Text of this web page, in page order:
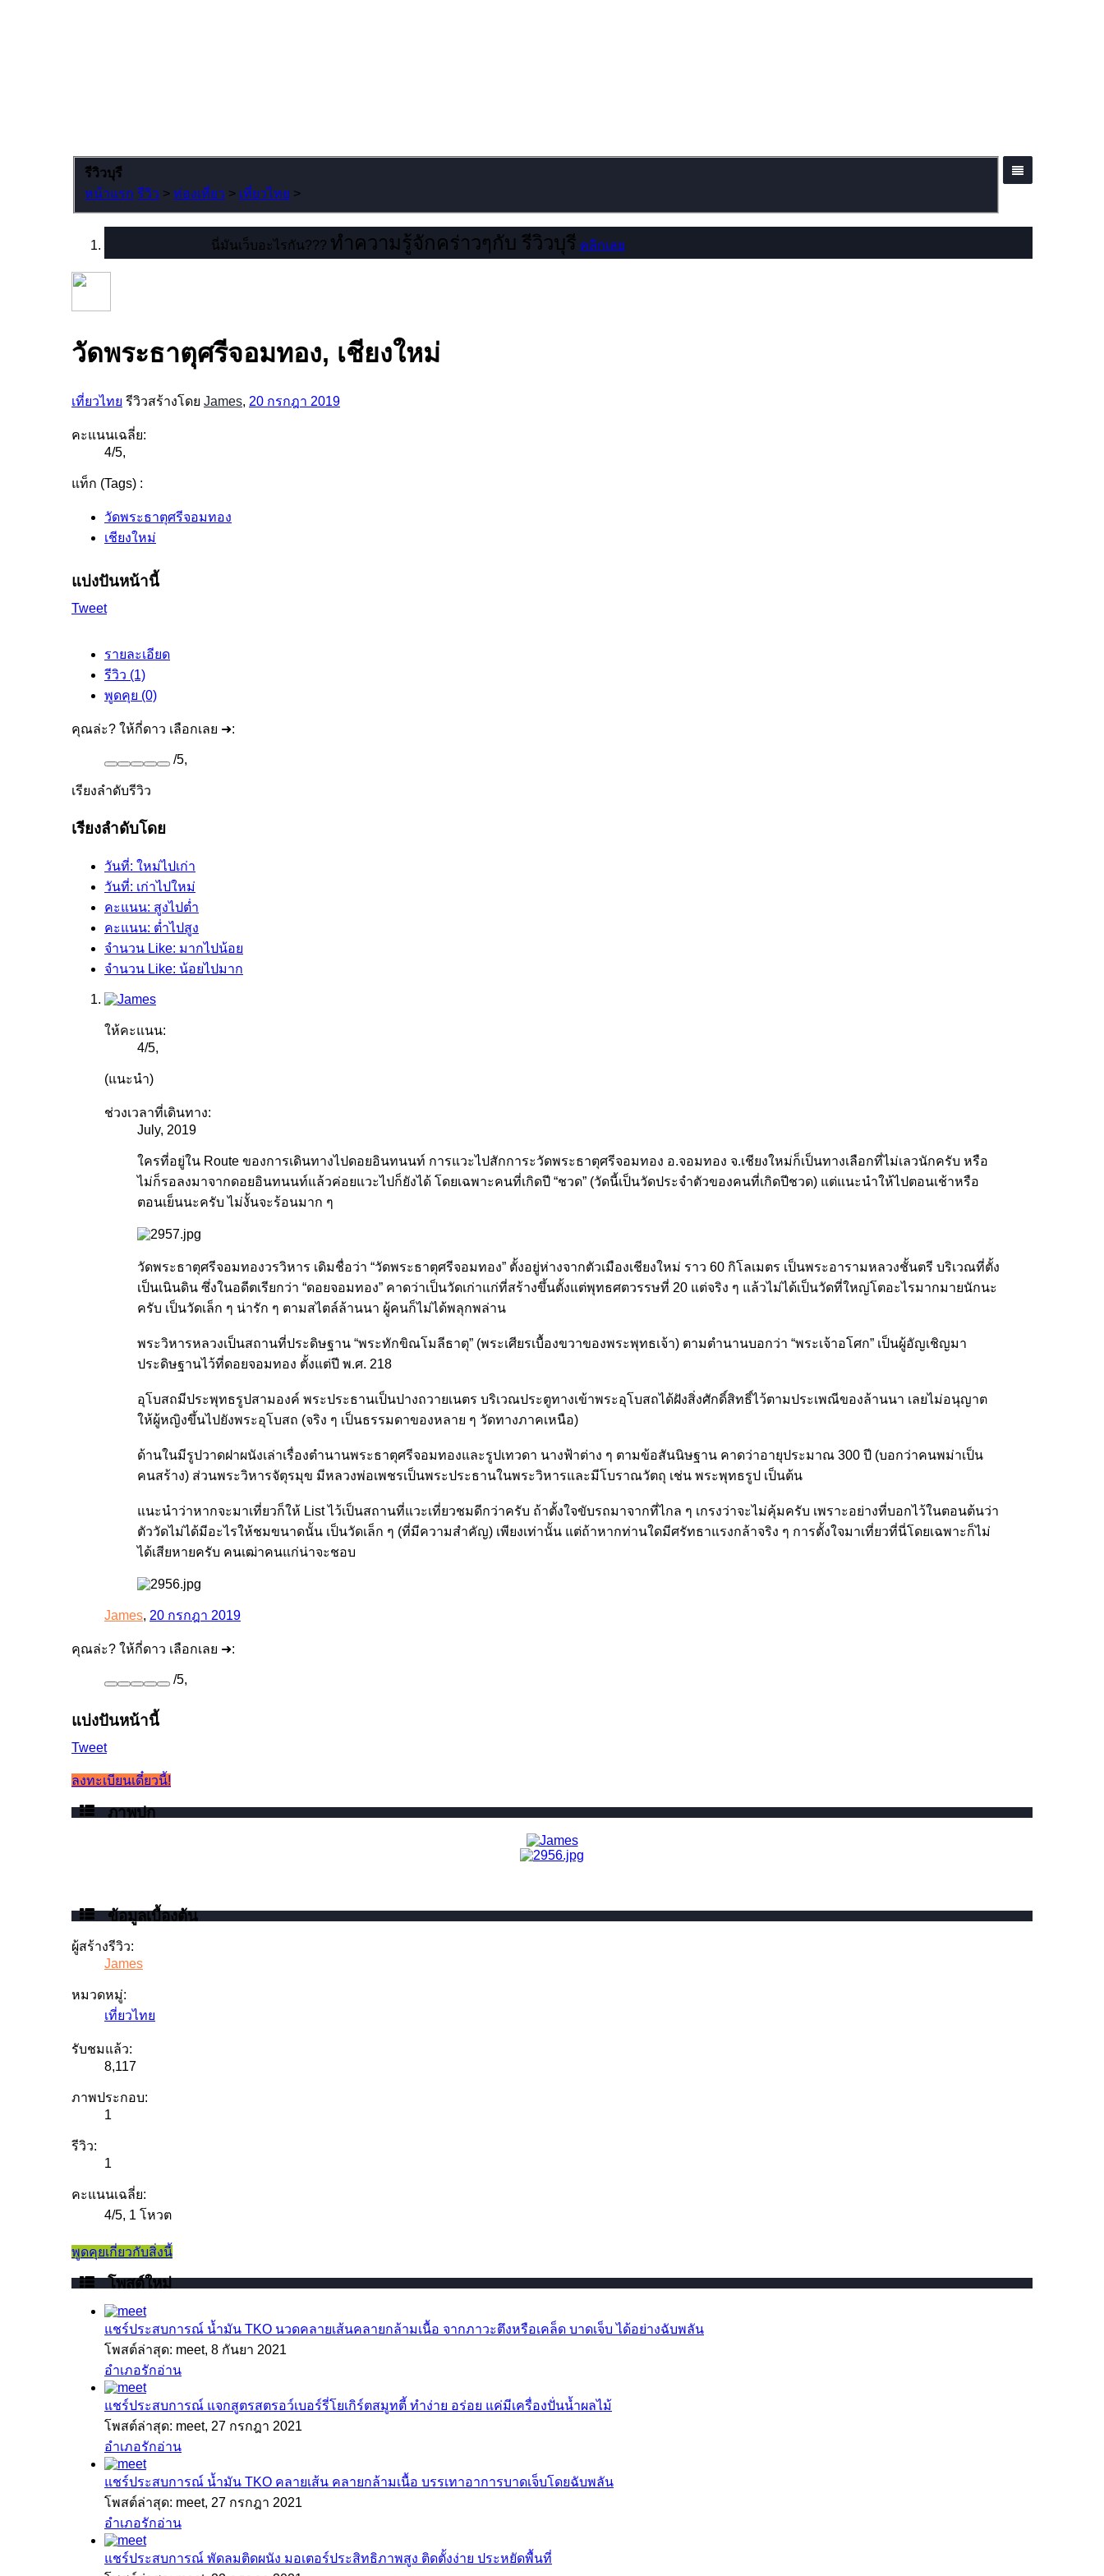
รีวิวบุรี
หน้าแรก รีวิว > ท่องเที่ยว > เที่ยวไทย >
นี่มันเว็บอะไรกัน??? ทำความรู้จักคร่าวๆกับ รีวิวบุรี คลิกเลย
วัดพระธาตุศรีจอมทอง, เชียงใหม่
เที่ยวไทย รีวิวสร้างโดย James, 20 กรกฎา 2019
คะแนนเฉลี่ย:
4/5,
แท็ก (Tags) :
วัดพระธาตุศรีจอมทอง
เชียงใหม่
แบ่งปันหน้านี้
Tweet
รายละเอียด
รีวิว (1)
พูดคุย (0)
คุณล่ะ? ให้กี่ดาว เลือกเลย ➜:
/5,
เรียงลำดับรีวิว
เรียงลำดับโดย
วันที่: ใหม่ไปเก่า
วันที่: เก่าไปใหม่
คะแนน: สูงไปต่ำ
คะแนน: ต่ำไปสูง
จำนวน Like: มากไปน้อย
จำนวน Like: น้อยไปมาก
ให้คะแนน:
4/5,
(แนะนำ)
ช่วงเวลาที่เดินทาง:
July, 2019
ใครที่อยู่ใน Route ของการเดินทางไปดอยอินทนนท์ การแวะไปสักการะวัดพระธาตุศรีจอมทอง อ.จอมทอง จ.เชียงใหม่ก็เป็นทางเลือกที่ไม่เลวนักครับ หรือ
ไม่ก็รอลงมาจากดอยอินทนนท์แล้วค่อยแวะไปก็ยังได้ โดยเฉพาะคนที่เกิดปี “ชวด” (วัดนี้เป็นวัดประจำตัวของคนที่เกิดปีชวด) แต่แนะนำให้ไปตอนเช้าหรือ
ตอนเย็นนะครับ ไม่งั้นจะร้อนมาก ๆ
วัดพระธาตุศรีจอมทองวรวิหาร เดิมชื่อว่า “วัดพระธาตุศรีจอมทอง” ตั้งอยู่ห่างจากตัวเมืองเชียงใหม่ ราว 60 กิโลเมตร เป็นพระอารามหลวงชั้นตรี บริเวณที่ตั้ง
เป็นเนินดิน ซึ่งในอดีตเรียกว่า “ดอยจอมทอง” คาดว่าเป็นวัดเก่าแก่ที่สร้างขึ้นตั้งแต่พุทธศตวรรษที่ 20 แต่จริง ๆ แล้วไม่ได้เป็นวัดที่ใหญ่โตอะไรมากมายนักนะ
ครับ เป็นวัดเล็ก ๆ น่ารัก ๆ ตามสไตล์ล้านนา ผู้คนก็ไม่ได้พลุกพล่าน
พระวิหารหลวงเป็นสถานที่ประดิษฐาน “พระทักขิณโมลีธาตุ” (พระเศียรเบื้องขวาของพระพุทธเจ้า) ตามตำนานบอกว่า “พระเจ้าอโศก” เป็นผู้อัญเชิญมา
ประดิษฐานไว้ที่ดอยจอมทอง ตั้งแต่ปี พ.ศ. 218
อุโบสถมีประพุทธรูปสามองค์ พระประธานเป็นปางถวายเนตร บริเวณประตูทางเข้าพระอุโบสถได้ฝังสิ่งศักดิ์สิทธิ์ไว้ตามประเพณีของล้านนา เลยไม่อนุญาต
ให้ผู้หญิงขึ้นไปยังพระอุโบสถ (จริง ๆ เป็นธรรมดาของหลาย ๆ วัดทางภาคเหนือ)
ด้านในมีรูปวาดฝาผนังเล่าเรื่องตำนานพระธาตุศรีจอมทองและรูปเทวดา นางฟ้าต่าง ๆ ตามข้อสันนิษฐาน คาดว่าอายุประมาณ 300 ปี (บอกว่าคนพม่าเป็น
คนสร้าง) ส่วนพระวิหารจัตุรมุข มีหลวงพ่อเพชรเป็นพระประธานในพระวิหารและมีโบราณวัตถุ เช่น พระพุทธรูป เป็นต้น
แนะนำว่าหากจะมาเที่ยวก็ให้ List ไว้เป็นสถานที่แวะเที่ยวชมดีกว่าครับ ถ้าตั้งใจขับรถมาจากที่ไกล ๆ เกรงว่าจะไม่คุ้มครับ เพราะอย่างที่บอกไว้ในตอนต้นว่า
ตัววัดไม่ได้มีอะไรให้ชมขนาดนั้น เป็นวัดเล็ก ๆ (ที่มีความสำคัญ) เพียงเท่านั้น แต่ถ้าหากท่านใดมีศรัทธาแรงกล้าจริง ๆ การตั้งใจมาเที่ยวที่นี่โดยเฉพาะก็ไม่
ได้เสียหายครับ คนเฒ่าคนแก่น่าจะชอบ
James, 20 กรกฎา 2019
คุณล่ะ? ให้กี่ดาว เลือกเลย ➜:
/5,
แบ่งปันหน้านี้
Tweet
ลงทะเบียนเดี๋ยวนี้!
ภาพปก
ข้อมูลเบื้องต้น
ผู้สร้างรีวิว:
James
หมวดหมู่:
เที่ยวไทย
รับชมแล้ว:
8,117
ภาพประกอบ:
1
รีวิว:
1
คะแนนเฉลี่ย:
4/5, 1 โหวต
พูดคุยเกี่ยวกับสิ่งนี้
โพสต์ใหม่
แชร์ประสบการณ์ น้ำมัน TKO นวดคลายเส้นคลายกล้ามเนื้อ จากภาวะตึงหรือเคล็ด บาดเจ็บ ได้อย่างฉับพลัน
โพสต์ล่าสุด: meet, 8 กันยา 2021
อำเภอรักอ่าน
แชร์ประสบการณ์ แจกสูตรสตรอว์เบอร์รี่โยเกิร์ตสมูทตี้ ทำง่าย อร่อย แค่มีเครื่องปั่นน้ำผลไม้
โพสต์ล่าสุด: meet, 27 กรกฎา 2021
อำเภอรักอ่าน
แชร์ประสบการณ์ น้ำมัน TKO คลายเส้น คลายกล้ามเนื้อ บรรเทาอาการบาดเจ็บโดยฉับพลัน
โพสต์ล่าสุด: meet, 27 กรกฎา 2021
อำเภอรักอ่าน
แชร์ประสบการณ์ พัดลมติดผนัง มอเตอร์ประสิทธิภาพสูง ติดตั้งง่าย ประหยัดพื้นที่